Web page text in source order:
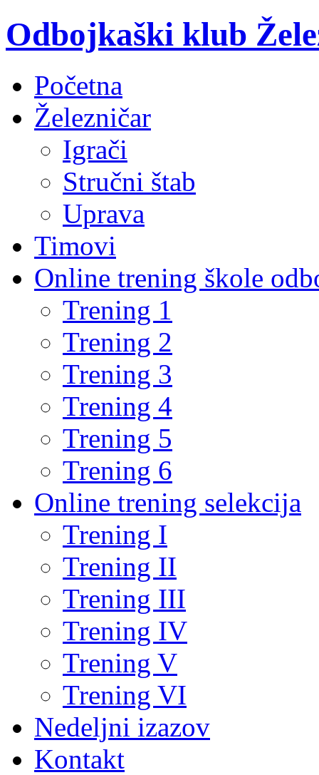
Odbojkaški klub
Početna
Železničar
Igrači
Stručni štab
Uprava
Timovi
Online trening škole
Trening 1
Trening 2
Trening 3
Trening 4
Trening 5
Trening 6
Online trening selekcija
Trening I
Trening II
Trening III
Trening IV
Trening V
Trening VI
Nedeljni izazov
Kontakt